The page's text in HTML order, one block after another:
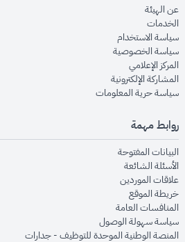
عن الهيئةopens in new window
الخدماتopens in new window
سياسة الاستخدام
سياسة الخصوصيةopens in new window
المركز الإعلاميopens in new window
المشاركة الإلكترونيةopens in new window
سياسة حرية المعلوماتopens in new window
روابط مهمة
البيانات المفتوحةopens in new window
الأسئلة الشائعةopens in new window
علاقات الموردينopens in new window
خريطة الموقعopens in new window
المنافسات العامةopens in new window
سياسة سهولة الوصولopens in new window
المنصة الوطنية الموحدة للتوظيف - جدارات